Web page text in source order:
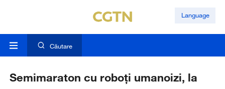
Language
Căutare
Semimaraton cu roboți umanoizi, la